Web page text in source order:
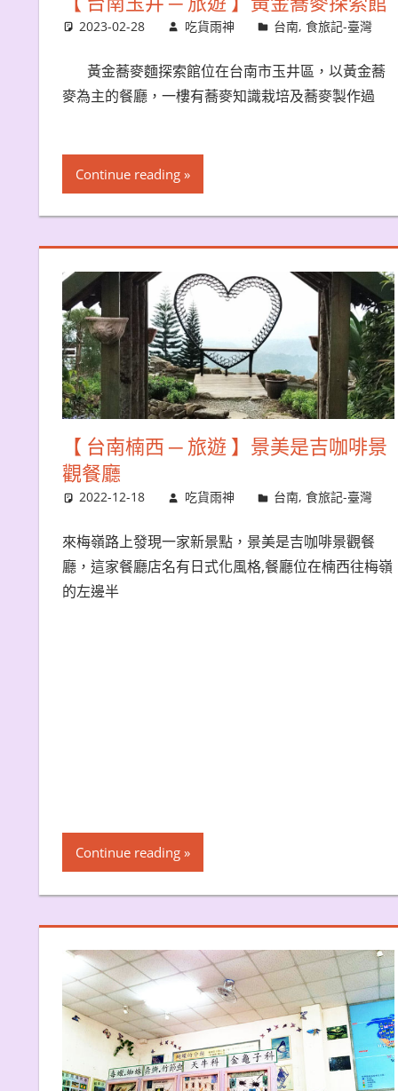
2023-02-28 吃貨雨神 台南,食旅記-臺灣
黃金蕎麥麵探索館位在台南市玉井區，以黃金蕎
麥為主的餐廳，一樓有蕎麥知識栽培及蕎麥製作過
Continue reading
【 台南楠西 ─ 旅遊 】景美是吉咖啡景
觀餐廳
2022-12-18 吃貨雨神 台南,食旅記-臺灣
來梅嶺路上發現一家新景點，景美是吉咖啡景觀餐
廳，這家餐廳店名有日式化風格,餐廳位在楠西往梅嶺
的左邊半
Continue reading